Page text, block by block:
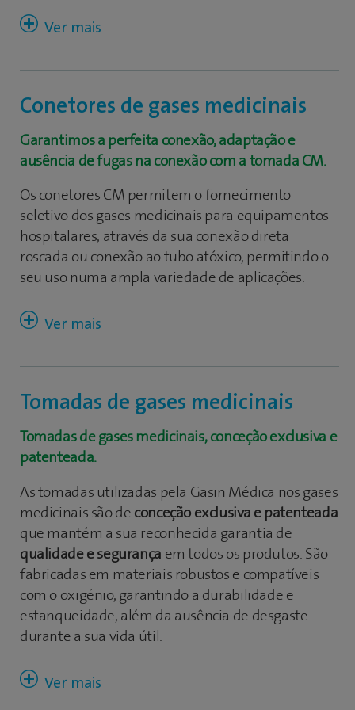
13544-2 com certificado CE de Dispositivos
Médicos de classe IIb de acordo com a diretiva
93/42/CEE.
Reguvac II
Ultra Flo II
Conetores de gases medicinais
Garantimos a perfeita conexão, adaptação e
ausência de fugas na conexão com a tomada CM.
Os conetores CM permitem o fornecimento
seletivo dos gases medicinais para equipamentos
hospitalares, através da sua conexão direta
roscada ou conexão ao tubo atóxico, permitindo o
seu uso numa ampla variedade de aplicações.
estacionamento ou repouso da tomada que
permite que o equipamento esteja conectado
à tomada sem consumo, e uma segunda
posição de consumo de gás.
Identificação pela cor característica do gás
medicinal.
Compostos por materiais robustos e
compatíveis com o oxigénio o que confere
uma grande durabilidade, garantindo a
estanqueidade e ausência de desgaste
durante a sua vida útil.
conceção exclusiva e patenteada de Carburos
Tomadas de gases medicinais
Tomadas de gases medicinais, conceção exclusiva e
patenteada.
As tomadas utilizadas pela Gasin Médica nos gases
medicinais são de conceção exclusiva e patenteada
que mantém a sua reconhecida garantia de
qualidade e segurança em todos os produtos. São
fabricadas em materiais robustos e compatíveis
com o oxigénio, garantindo a durabilidade e
estanqueidade, além da ausência de desgaste
durante a sua vida útil.